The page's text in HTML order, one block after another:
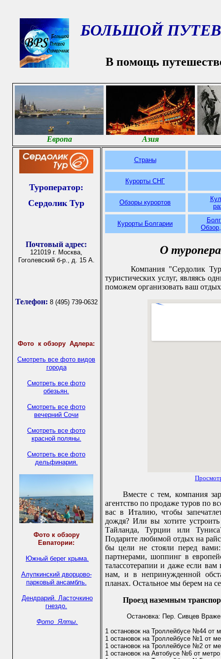
БОЛЬШОЙ
В помощь
Европа Азия
Туроператор:
Сердолик Тур
Почтовый адрес:
121019 г. Москва,
Гоголевский б-р., д. 15 А.
Телефон: 8 (495) 739-0632
Фото к обзору Адлера:
Смотреть все фото видов
города
Смотреть все фото
обезьян.
Смотреть все фото
вечерний Сочи
Смотреть все фото
красной поляны.
Смотреть все фото
дельфинария.
Фото к обзору
Евпатории:
Южный берег крыма.
Алупкинский дворцово-
парковый ансамбль.
Дендрарий. Ласточкино
гнездо.
Фото Ялты.
Страны
Курорты СНГ
Обзоры курортов
Курорты Болгарии
О
Компания "Сердолик
туристических услуг, являясь
поможем организовать ваш
Вместе с тем, компания
агентство по продаже туров по
вас в Италию, чтобы
дождя? Или вы хотите
Тайланда, Турции или
Подарите любимой отдых на
бы цели не стояли перед
партнерами, шоппинг в
талассотерапии и даже если вам
нам, и в непринужденной
планах. Остальное мы берем на
Проезд наземным
Остановка: Пер. Сивцев
1 остановок на Троллейбусе №44 от
1 остановок на Троллейбусе №1 от
1 остановок на Троллейбусе №2 от
1 остановок на Автобусе №6 от